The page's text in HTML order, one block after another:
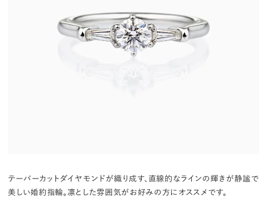
テーパーカットダイヤモンドが織り成す、直線的なラインの輝きが静謐で
美しい婚約指輪。凛とした雰囲気がお好みの方にオススメです。